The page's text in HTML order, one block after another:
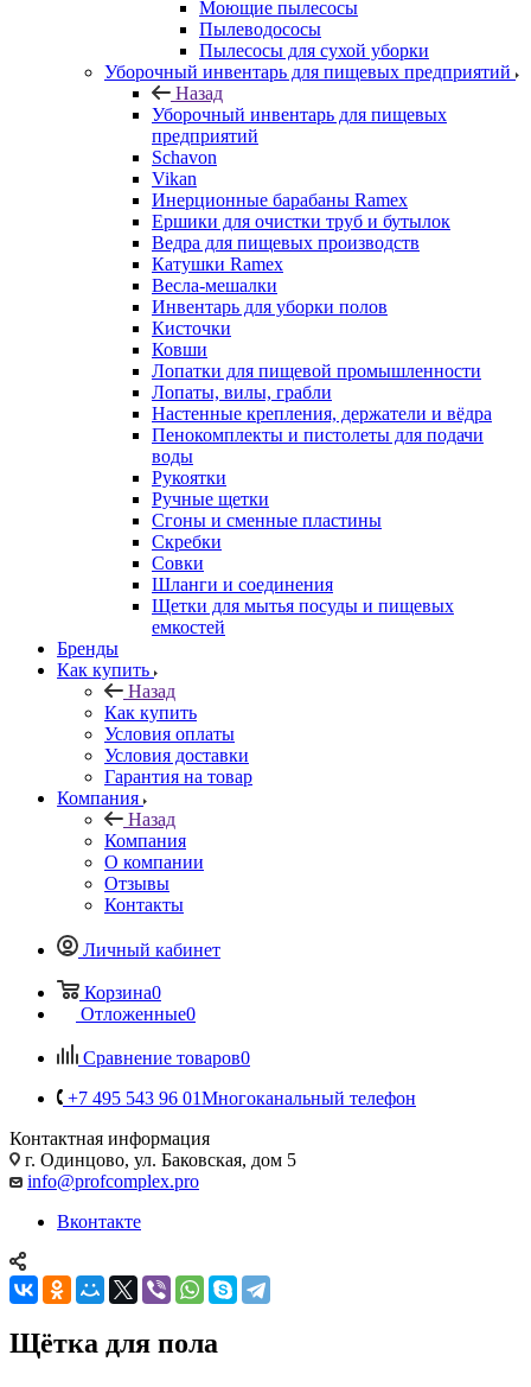
Моющие пылесосы
Пылеводососы
Пылесосы для сухой уборки
Уборочный инвентарь для пищевых предприятий
Назад
Уборочный инвентарь для пищевых
предприятий
Schavon
Vikan
Инерционные барабаны Ramex
Ершики для очистки труб и бутылок
Ведра для пищевых производств
Катушки Ramex
Весла-мешалки
Инвентарь для уборки полов
Кисточки
Ковши
Лопатки для пищевой промышленности
Лопаты, вилы, грабли
Настенные крепления, держатели и вёдра
Пенокомплекты и пистолеты для подачи
воды
Рукоятки
Ручные щетки
Сгоны и сменные пластины
Скребки
Совки
Шланги и соединения
Щетки для мытья посуды и пищевых
емкостей
Бренды
Как купить
Назад
Как купить
Условия оплаты
Условия доставки
Гарантия на товар
Компания
Назад
Компания
О компании
Отзывы
Контакты
Личный кабинет
Корзина0
Отложенные0
Сравнение товаров0
+7 495 543 96 01Многоканальный телефон
Контактная информация
г. Одинцово, ул. Баковская, дом 5
info@profcomplex.pro
Вконтакте
Щётка для пола